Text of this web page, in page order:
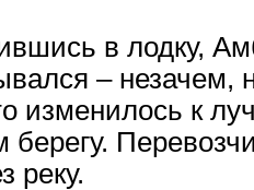
в лодку,
– незачем,
изменилось к
берегу.
реку.